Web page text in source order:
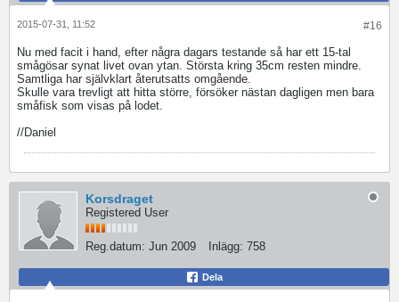
#16
2015-07-31, 11:52
Nu med facit i hand, efter några dagars testande så har ett 15-tal
smågösar synat livet ovan ytan. Största kring 35cm resten mindre.
Samtliga har självklart återutsatts omgående.
Skulle vara trevligt att hitta större, försöker nästan dagligen men bara
småfisk som visas på lodet.
//Daniel
Korsdraget
Registered User
Reg.datum: Jun 2009 Inlägg: 758
Dela